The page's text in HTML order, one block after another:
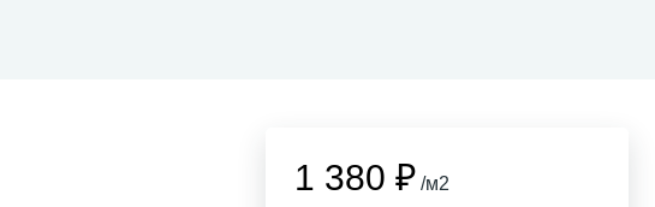
1 380 ₽ /м2